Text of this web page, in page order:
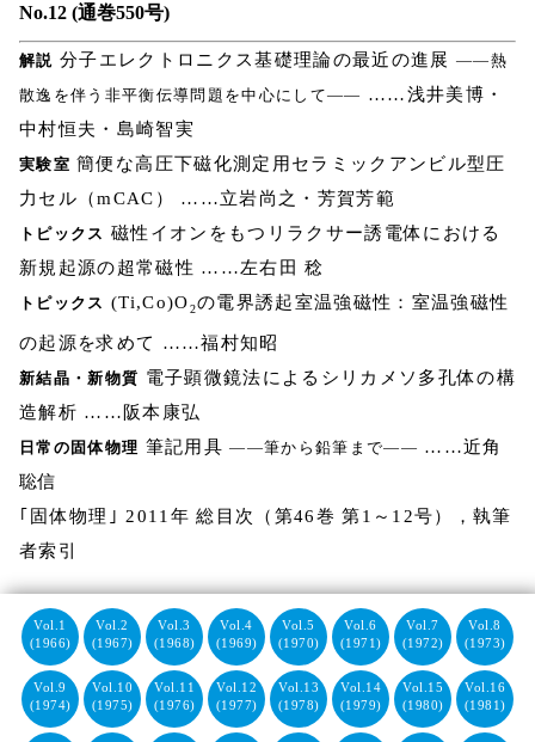
No.12 (通巻550号)
解説 分子エレクトロニクス基礎理論の最近の進展 ――熱
散逸を伴う非平衡伝導問題を中心にして―― ……浅井美博・
中村恒夫・島崎智実
実験室 簡便な高圧下磁化測定用セラミックアンビル型圧
力セル（mCAC） ……立岩尚之・芳賀芳範
トピックス 磁性イオンをもつリラクサー誘電体における
新規起源の超常磁性 ……左右田 稔
トピックス (Ti,Co)O2の電界誘起室温強磁性：室温強磁性
の起源を求めて ……福村知昭
新結晶・新物質 電子顕微鏡法によるシリカメソ多孔体の構
造解析 ……阪本康弘
日常の固体物理 筆記用具――筆から鉛筆まで―― ……近角
聡信
｢固体物理｣ 2011年 総目次（第46巻 第1～12号），執筆
者索引
Vol.1
(1966)
Vol.2
(1967)
Vol.3
(1968)
Vol.4
(1969)
Vol.5
(1970)
Vol.6
(1971)
Vol.7
(1972)
Vol.8
(1973)
Vol.9
(1974)
Vol.10
(1975)
Vol.11
(1976)
Vol.12
(1977)
Vol.13
(1978)
Vol.14
(1979)
Vol.15
(1980)
Vol.16
(1981)